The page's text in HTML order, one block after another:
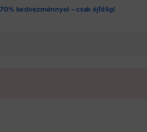
kedvezménnyel – csak éjfélig!